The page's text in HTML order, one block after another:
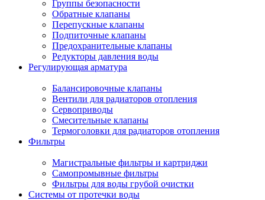
Группы безопасности
Обратные клапаны
Перепускные клапаны
Подпиточные клапаны
Предохранительные клапаны
Редукторы давления воды
Регулирующая арматура
Балансировочные клапаны
Вентили для радиаторов отопления
Сервоприводы
Смесительные клапаны
Термоголовки для радиаторов отопления
Фильтры
Магистральные фильтры и картриджи
Самопромывные фильтры
Фильтры для воды грубой очистки
Системы от протечки воды